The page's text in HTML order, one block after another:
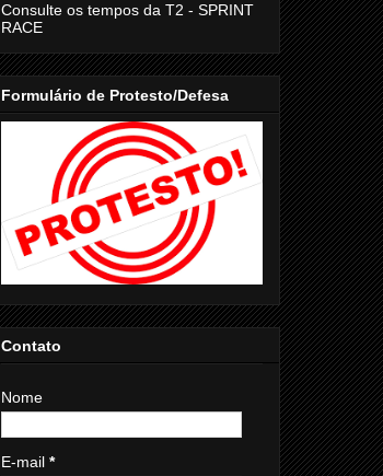
Consulte os tempos da T2 - SPRINT
RACE
Formulário de Protesto/Defesa
Contato
Nome
E-mail *